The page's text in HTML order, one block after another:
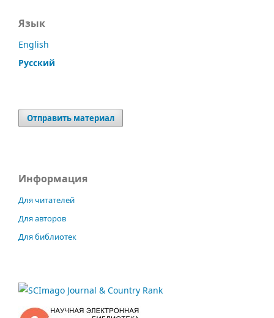
Язык
English
Русский
Отправить материал
Информация
Для читателей
Для авторов
Для библиотек